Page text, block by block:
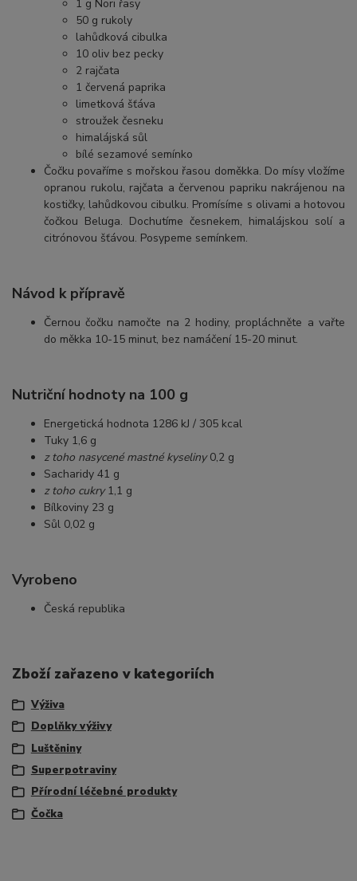
1 g Nori řasy
50 g rukoly
lahůdková cibulka
10 oliv bez pecky
2 rajčata
1 červená paprika
limetková šťáva
stroužek česneku
himalájská sůl
bílé sezamové semínko
Čočku povaříme s mořskou řasou doměkka. Do mísy vložíme
opranou rukolu, rajčata a červenou papriku nakrájenou na
kostičky, lahůdkovou cibulku. Promísíme s olivami a hotovou
čočkou Beluga. Dochutíme česnekem, himalájskou solí a
citrónovou šťávou. Posypeme semínkem.
Návod k přípravě
Černou čočku namočte na 2 hodiny, propláchněte a vařte
do měkka 10-15 minut, bez namáčení 15-20 minut.
Nutriční hodnoty na 100 g
Energetická hodnota 1286 kJ / 305 kcal
Tuky 1,6 g
z toho nasycené mastné kyseliny0,2 g
Sacharidy 41 g
z toho cukry1,1 g
Bílkoviny 23 g
Sůl 0,02 g
Vyrobeno
Česká republika
Zboží zařazeno v kategoriích
Výživa
Doplňky výživy
Luštěniny
Superpotraviny
Přírodní léčebné produkty
Čočka